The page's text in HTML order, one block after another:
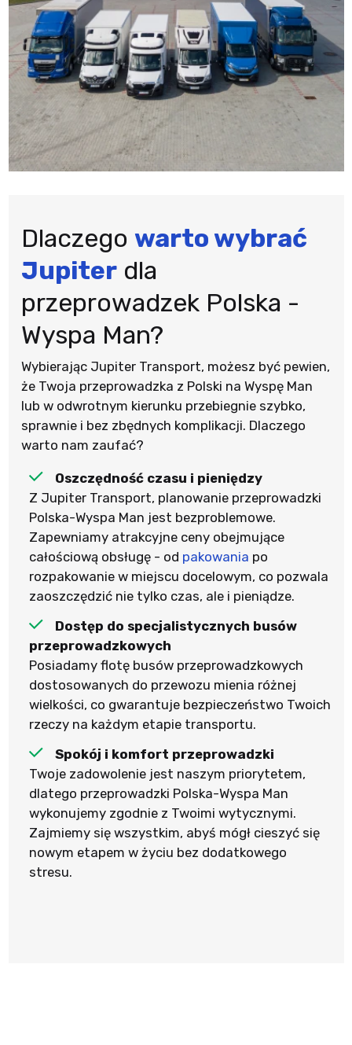
Dlaczego warto wybrać
Jupiterdla
przeprowadzek Polska -
Wyspa Man?
Wybierając Jupiter Transport, możesz być pewien,
że Twoja przeprowadzka z Polski na Wyspę Man
lub w odwrotnym kierunku przebiegnie szybko,
sprawnie i bez zbędnych komplikacji. Dlaczego
warto nam zaufać?
Oszczędność czasu i pieniędzy
Z Jupiter Transport, planowanie przeprowadzki
Polska-Wyspa Man jest bezproblemowe.
Zapewniamy atrakcyjne ceny obejmujące
całościową obsługę - od pakowania po
rozpakowanie w miejscu docelowym, co pozwala
zaoszczędzić nie tylko czas, ale i pieniądze.
Dostęp do specjalistycznych busów
przeprowadzkowych
Posiadamy flotę busów przeprowadzkowych
dostosowanych do przewozu mienia różnej
wielkości, co gwarantuje bezpieczeństwo Twoich
rzeczy na każdym etapie transportu.
Spokój i komfort przeprowadzki
Twoje zadowolenie jest naszym priorytetem,
dlatego przeprowadzki Polska-Wyspa Man
wykonujemy zgodnie z Twoimi wytycznymi.
Zajmiemy się wszystkim, abyś mógł cieszyć się
nowym etapem w życiu bez dodatkowego
stresu.